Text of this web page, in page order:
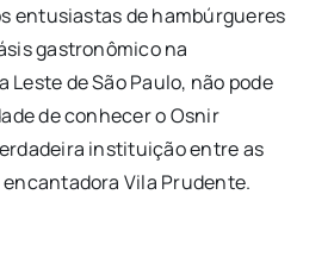
entusiastas de hambúrgueres
gastronômico na
Leste de São Paulo, não pode
de conhecer o Osnir
instituição entre as
Vila Prudente.